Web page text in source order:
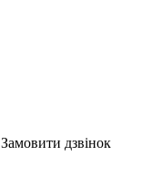
Замовити дзвінок